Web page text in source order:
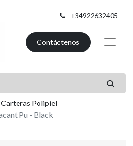
+34922632405
Contáctenos
Carteras Polipiel
Pu - Black